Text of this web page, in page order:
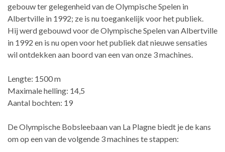
gebouw ter gelegenheid van de Olympische Spelen in
Albertville in 1992; ze is nu toegankelijk voor het publiek.
Hij werd gebouwd voor de Olympische Spelen van Albertville
in 1992 en is nu open voor het publiek dat nieuwe sensaties
wil ontdekken aan boord van een van onze 3 machines.
Lengte: 1500 m
Maximale helling: 14,5
Aantal bochten: 19
De Olympische Bobsleebaan van La Plagne biedt je de kans
om op een van de volgende 3 machines te stappen: